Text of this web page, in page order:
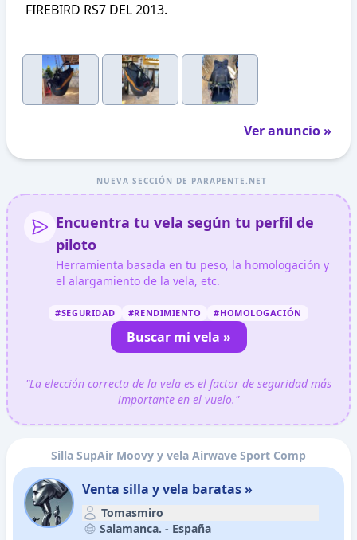
FIREBIRD RS7 DEL 2013.
Ver anuncio »
NUEVA SECCIÓN DE PARAPENTE.NET
Encuentra tu vela según tu perfil de
piloto
Herramienta basada en tu peso, la homologación y
el alargamiento de la vela, etc.
#SEGURIDAD #RENDIMIENTO #HOMOLOGACIÓN
Buscar mi vela »
"La elección correcta de la vela es el factor de seguridad más
importante en el vuelo."
Silla SupAir Moovy y vela Airwave Sport Comp
Venta silla y vela baratas »
Tomasmiro
Salamanca. - España